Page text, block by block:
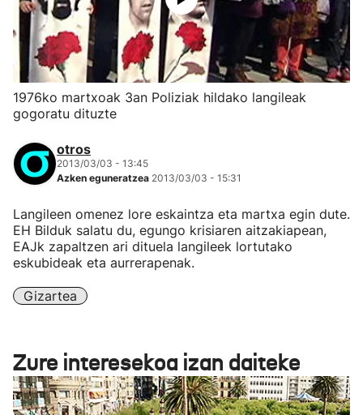
1976ko martxoak 3an Poliziak hildako langileak
gogoratu dituzte
otros
2013/03/03 - 13:45
Azken eguneratzea 2013/03/03 - 15:31
Langileen omenez lore eskaintza eta martxa egin dute.
EH Bilduk salatu du, egungo krisiaren aitzakiapean,
EAJk zapaltzen ari dituela langileek lortutako
eskubideak eta aurrerapenak.
Gizartea
Zure interesekoa izan daiteke